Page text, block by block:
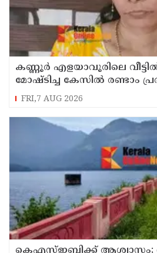
കണ്ണൂർ എളയാവൂരിലെ
മോഷ്ടിച്ച കേസിൽ രണ്ടാം
FRI,7 AUG 2026